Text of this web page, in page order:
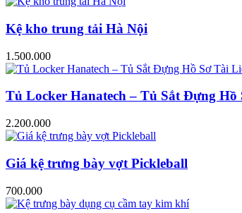
Kệ kho trung tải Hà Nội
1.500.000
Tủ Locker Hanatech – Tủ Sắt Đựng
2.200.000
Giá kệ trưng bày vợt Pickleball
700.000